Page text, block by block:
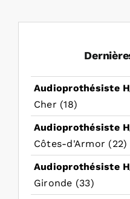
Audioprothésiste
Cher (18)
Audioprothésiste
Côtes-d'Armor (22)
Audioprothésiste
Gironde (33)